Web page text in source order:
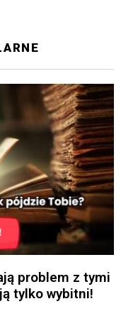
problem z tymi
tylko wybitni!